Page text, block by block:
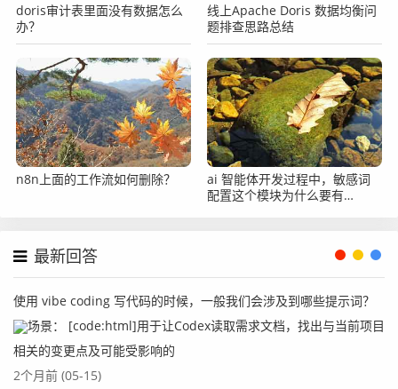
doris审计表里面没有数据怎么
办？
线上Apache Doris 数据均衡问
题排查思路总结
n8n上面的工作流如何删除？
ai 智能体开发过程中，敏感词
配置这个模块为什么要有
最新回答
使用 vibe coding 写代码的时候，一般我们会涉及到哪些提示词？
场景： [code:html]用于让Codex读取需求文档，找出与当前项目
相关的变更点及可能受影响的
2个月前 (05-15)